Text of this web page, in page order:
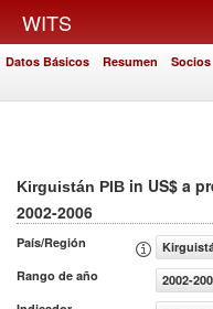
WITS
Datos Básicos Resumen Socios
Kirguistán PIB in US$ a
2002-2006
País/Región
Rango de año
2002-